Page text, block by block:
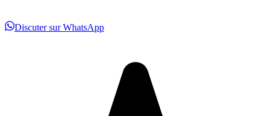
Discuter sur WhatsApp